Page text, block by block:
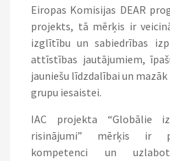
Eiropas Komisijas DEAR
projekts, tā mērķis ir
izglītību un sabiedrības
attīstības jautājumiem,
jauniešu līdzdalībai un
grupu iesaistei.
IAC projekta “Globālie
risinājumi” mērķis ir
kompetenci un